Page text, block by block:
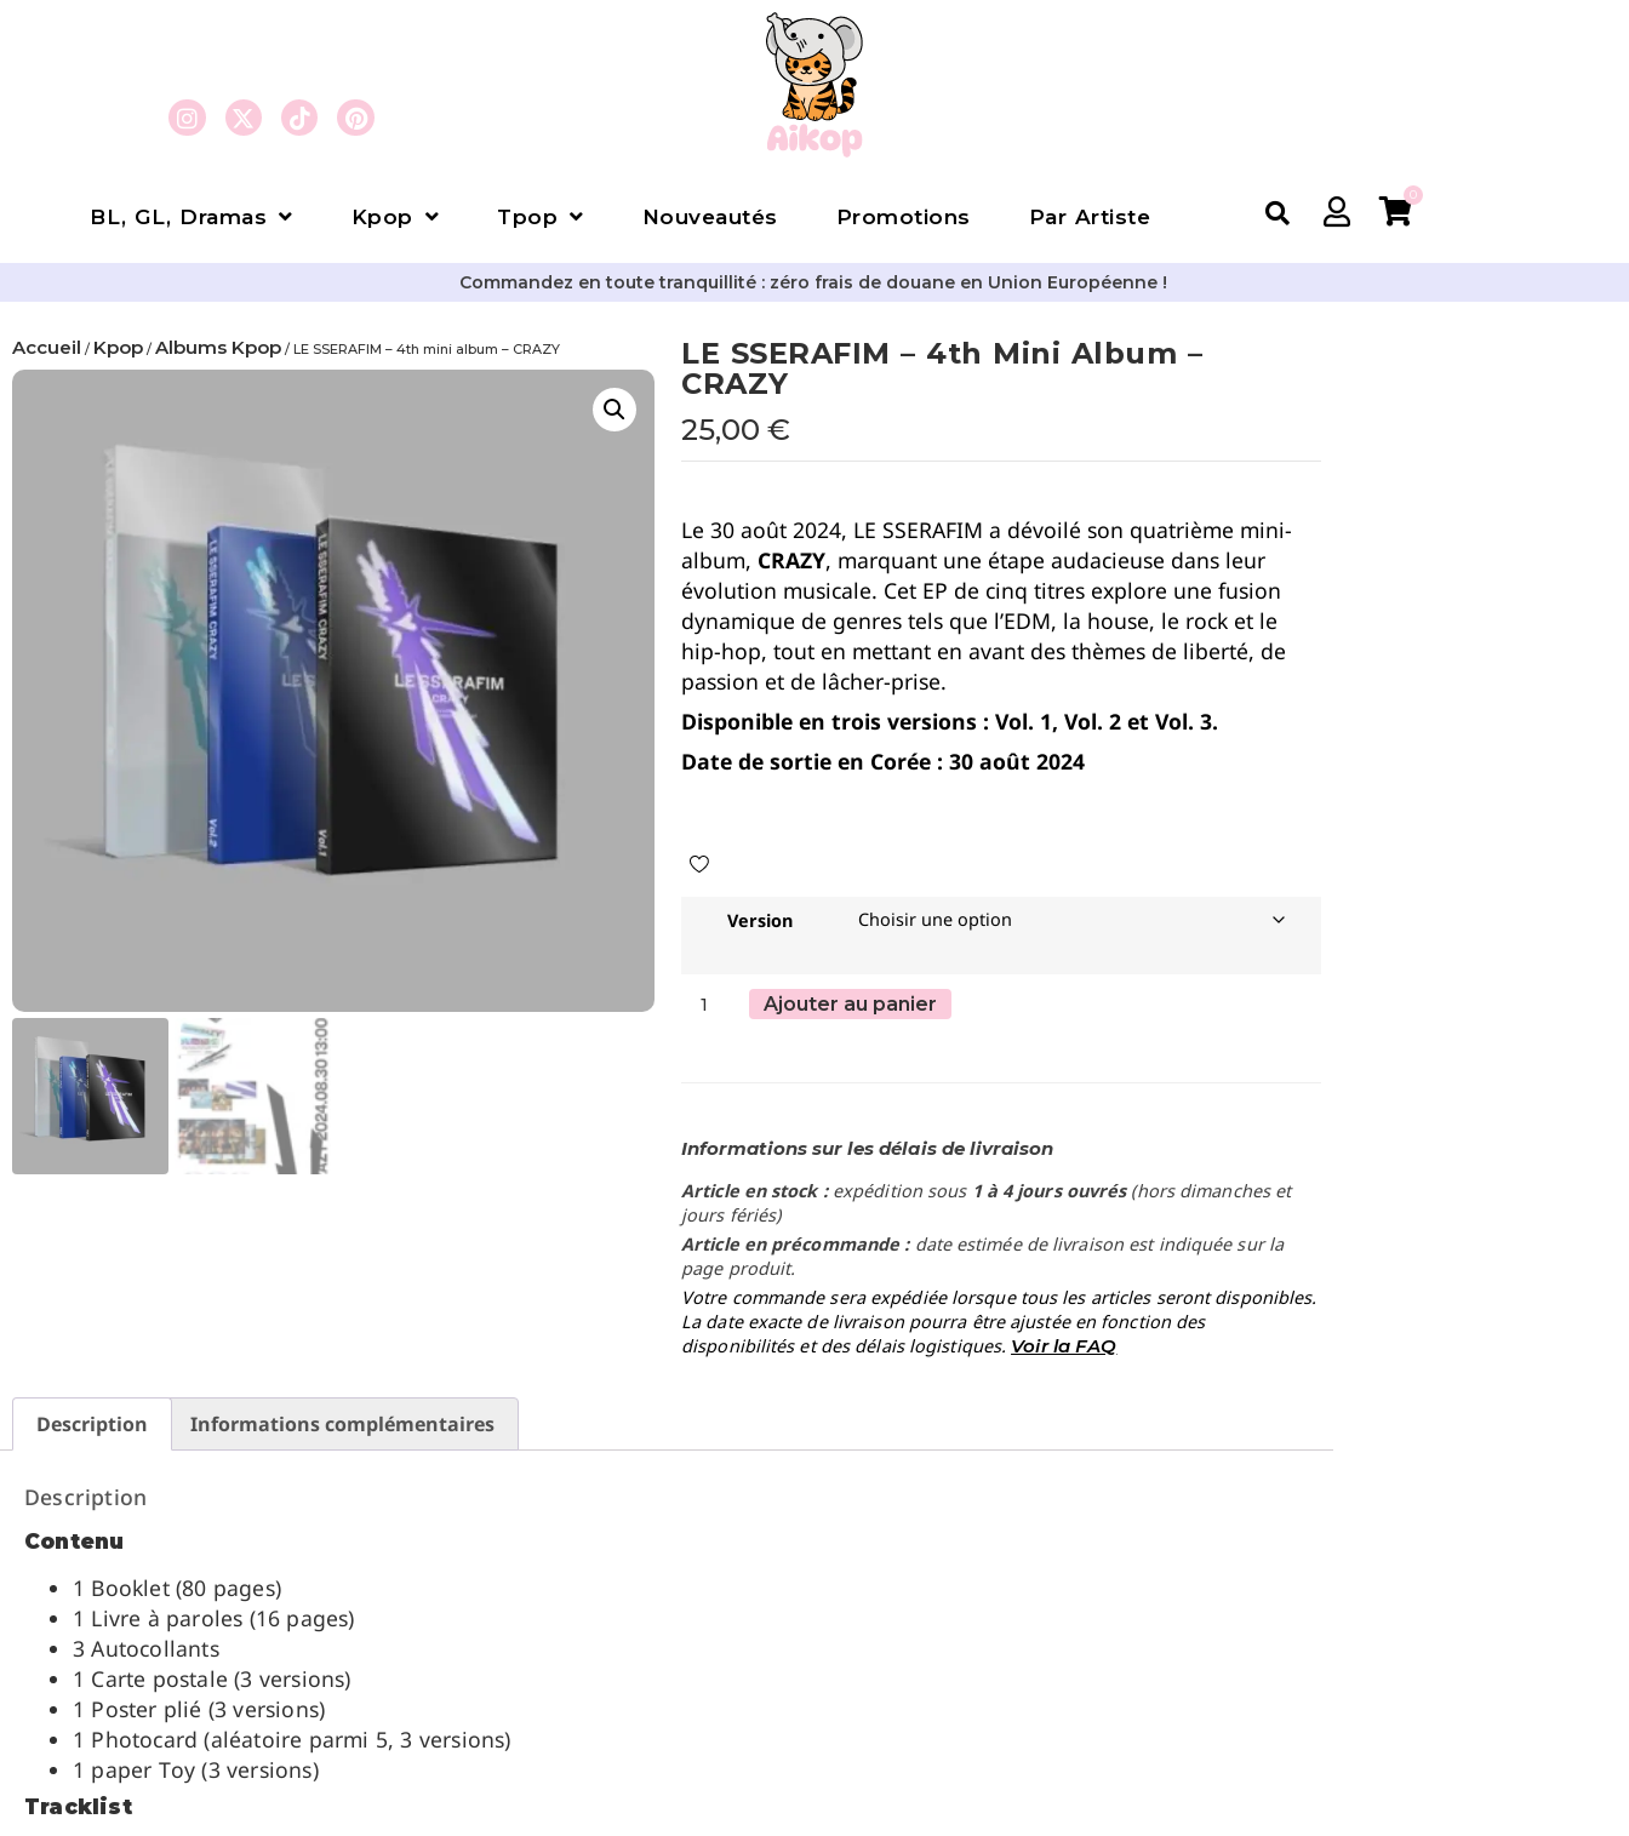
BL, GL, Dramas Kpop Tpop Nouveautés Promotions Par Artiste
0
Commandez en toute tranquillité : zéro frais de douane en Union Européenne !
Accueil / Kpop / Albums Kpop / LE SSERAFIM – 4th mini album – CRAZY
LE SSERAFIM – 4th Mini Album –
CRAZY
25,00 €
Le 30 août 2024, LE SSERAFIM a dévoilé son quatrième mini-
album, CRAZY, marquant une étape audacieuse dans leur
évolution musicale. Cet EP de cinq titres explore une fusion
dynamique de genres tels que l’EDM, la house, le rock et le
hip-hop, tout en mettant en avant des thèmes de liberté, de
passion et de lâcher-prise.
Disponible en trois versions : Vol. 1, Vol. 2 et Vol. 3.
Date de sortie en Corée : 30 août 2024
Version
Ajouter au panier
Informations sur les délais de livraison
Article en stock : expédition sous 1 à 4 jours ouvrés(hors dimanches et
jours fériés)
Article en précommande : date estimée de livraison est indiquée sur la
page produit.
Votre commande sera expédiée lorsque tous les articles seront disponibles.
La date exacte de livraison pourra être ajustée en fonction des
disponibilités et des délais logistiques. Voir la FAQ
Description Informations complémentaires
Description
Contenu
1 Booklet (80 pages)
1 Livre à paroles (16 pages)
3 Autocollants
1 Carte postale (3 versions)
1 Poster plié (3 versions)
1 Photocard (aléatoire parmi 5, 3 versions)
1 paper Toy (3 versions)
Tracklist